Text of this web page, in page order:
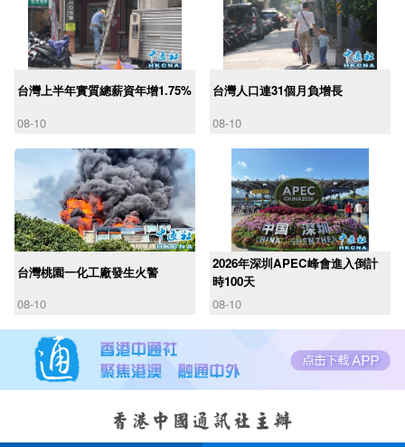
台灣上半年實質總薪資年增1.75%
08-10
台灣人口連31個月負增長
08-10
台灣桃園一化工廠發生火警
08-10
2026年深圳APEC峰會進入倒計
時100天
08-10